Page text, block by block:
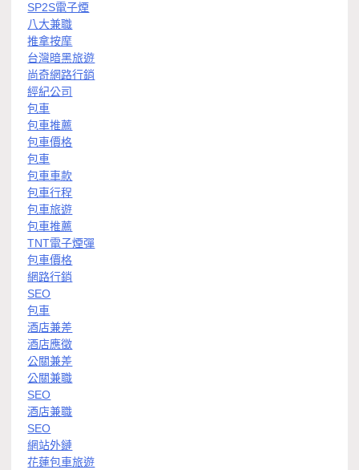
SP2S電子煙
八大兼職
推拿按摩
台灣暗黑旅遊
尚奇網路行銷
經紀公司
包車
包車推薦
包車價格
包車
包車車款
包車行程
包車旅遊
包車推薦
TNT電子煙彈
包車價格
網路行銷
SEO
包車
酒店兼差
酒店應徵
公關兼差
公關兼職
SEO
酒店兼職
SEO
網站外鏈
花蓮包車旅遊